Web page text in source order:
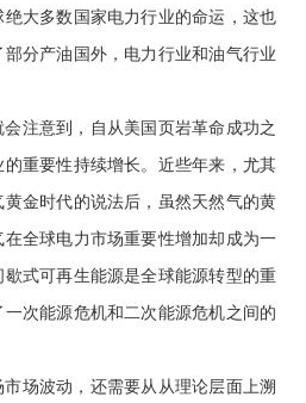
大多数国家电力行业的命运，这也
分产油国外，电力行业和油气行业
注意到，自从美国页岩革命成功之
重要性持续增长。近些年来，尤其
金时代的说法后，虽然天然气的黄
全球电力市场重要性增加却成为一
式可再生能源是全球能源转型的重
次能源危机和二次能源危机之间的
场波动，还需要从从理论层面上溯